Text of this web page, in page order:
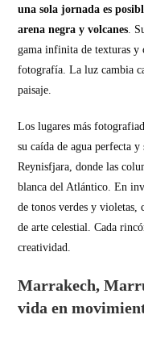
una sola jornada es
arena negra y volcanes .
gama infinita de texturas
fotografía. La luz cambia
paisaje.
Los lugares más
su caída de agua perfecta
Reynisfjara, donde las
blanca del Atlántico. En
de tonos verdes y violetas,
de arte celestial. Cada
creatividad.
Marrakech,
vida en